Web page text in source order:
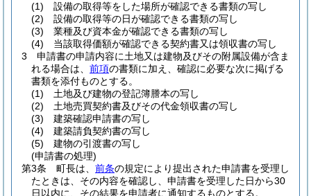
(1)
設備の取得等をした場所が確認できる書類の写し
(2)
設備の取得等の日が確認できる書類の写し
(3)
業種及び資本金が確認できる書類の写し
(4)
当該取得価額が確認できる契約書又は領収書の写し
3
申請書の申請内容に土地又は建物及びその附属設備が含ま
れる場合は、 前項の書類に加え、確認に必要な次に掲げる
書類を添付ものとする。
(1)
土地及び建物の登記簿謄本の写し
(2)
土地売買契約書及びその代金領収書の写し
(3)
建築確認申請書の写し
(4)
建築請負契約書の写し
(5)
建物の引渡書の写し
(申請書の処理)
第3条
町長は、 前条の規定により提出された申請書を受理し
たときは、その内容を確認し、申請書を受理した日から30
日以内に、その結果を申請者に通知するものとする。